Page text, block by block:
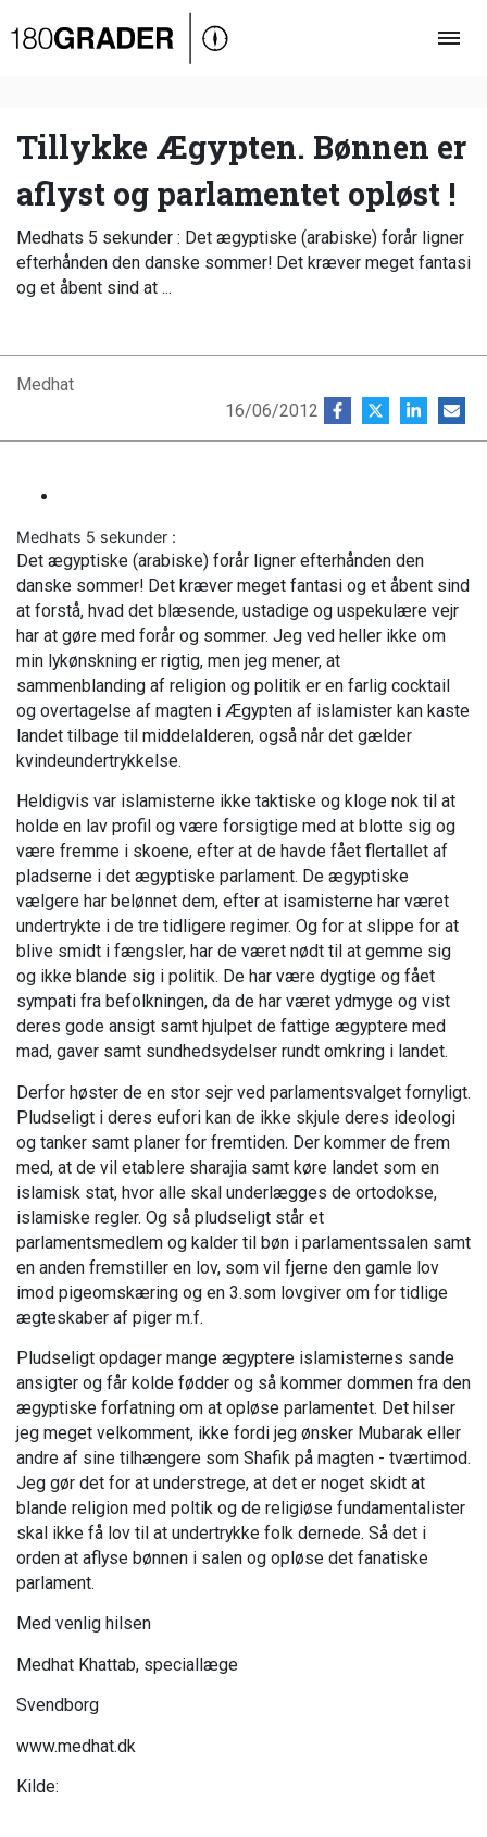
Oversigt
Debat
Video
Podcast
Tillykke Ægypten. Bønnen er
aflyst og parlamentet opløst !
Medhats 5 sekunder : Det ægyptiske (arabiske) forår ligner
efterhånden den danske sommer! Det kræver meget fantasi
og et åbent sind at ...
Medhat
16/06/2012
Medhats 5 sekunder :
Det ægyptiske (arabiske) forår ligner efterhånden den
danske sommer! Det kræver meget fantasi og et åbent sind
at forstå, hvad det blæsende, ustadige og uspekulære vejr
har at gøre med forår og sommer. Jeg ved heller ikke om
min lykønskning er rigtig, men jeg mener, at
sammenblanding af religion og politik er en farlig cocktail
og overtagelse af magten i Ægypten af islamister kan kaste
landet tilbage til middelalderen, også når det gælder
kvindeundertrykkelse.
Heldigvis var islamisterne ikke taktiske og kloge nok til at
holde en lav profil og være forsigtige med at blotte sig og
være fremme i skoene, efter at de havde fået flertallet af
pladserne i det ægyptiske parlament. De ægyptiske
vælgere har belønnet dem, efter at isamisterne har været
undertrykte i de tre tidligere regimer. Og for at slippe for at
blive smidt i fængsler, har de været nødt til at gemme sig
og ikke blande sig i politik. De har være dygtige og fået
sympati fra befolkningen, da de har været ydmyge og vist
deres gode ansigt samt hjulpet de fattige ægyptere med
mad, gaver samt sundhedsydelser rundt omkring i landet.
Derfor høster de en stor sejr ved parlamentsvalget fornyligt.
Pludseligt i deres eufori kan de ikke skjule deres ideologi
og tanker samt planer for fremtiden. Der kommer de frem
med, at de vil etablere sharajia samt køre landet som en
islamisk stat, hvor alle skal underlægges de ortodokse,
islamiske regler. Og så pludseligt står et
parlamentsmedlem og kalder til bøn i parlamentssalen samt
en anden fremstiller en lov, som vil fjerne den gamle lov
imod pigeomskæring og en 3.som lovgiver om for tidlige
ægteskaber af piger m.f.
Pludseligt opdager mange ægyptere islamisternes sande
ansigter og får kolde fødder og så kommer dommen fra den
ægyptiske forfatning om at opløse parlamentet. Det hilser
jeg meget velkomment, ikke fordi jeg ønsker Mubarak eller
andre af sine tilhængere som Shafik på magten - tværtimod.
Jeg gør det for at understrege, at det er noget skidt at
blande religion med poltik og de religiøse fundamentalister
skal ikke få lov til at undertrykke folk dernede. Så det i
orden at aflyse bønnen i salen og opløse det fanatiske
parlament.
Med venlig hilsen
Medhat Khattab, speciallæge
Svendborg
www.medhat.dk
Kilde: